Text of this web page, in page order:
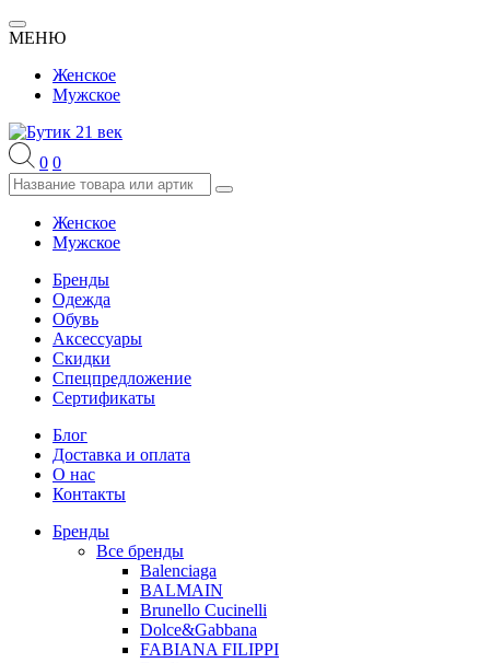
МЕНЮ
Женское
Мужское
0 0
Женское
Мужское
Бренды
Одежда
Обувь
Аксессуары
Скидки
Спецпредложение
Сертификаты
Блог
Доставка и оплата
О нас
Контакты
Бренды
Все бренды
Balenciaga
BALMAIN
Brunello Cucinelli
Dolce&Gabbana
FABIANA FILIPPI